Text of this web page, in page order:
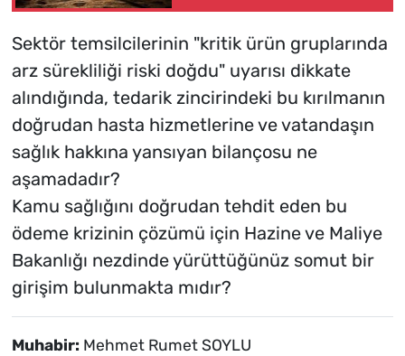
Sektör temsilcilerinin "kritik ürün gruplarında
arz sürekliliği riski doğdu" uyarısı dikkate
alındığında, tedarik zincirindeki bu kırılmanın
doğrudan hasta hizmetlerine ve vatandaşın
sağlık hakkına yansıyan bilançosu ne
aşamadadır?
Kamu sağlığını doğrudan tehdit eden bu
ödeme krizinin çözümü için Hazine ve Maliye
Bakanlığı nezdinde yürüttüğünüz somut bir
girişim bulunmakta mıdır?
Muhabir: Mehmet Rumet SOYLU